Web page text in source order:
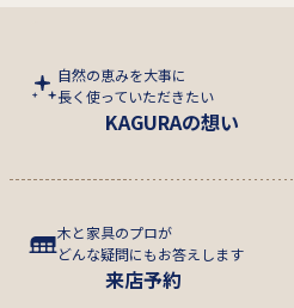
自然の恵みを大事に
長く使っていただきたい
KAGURAの想い
木と家具のプロが
どんな疑問にもお答えします
来店予約